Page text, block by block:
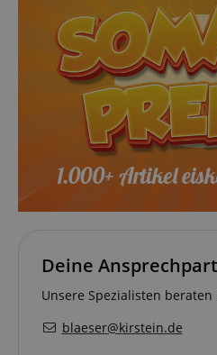
Deine
Unsere Spezialisten beraten
blaeser@kirstein.de